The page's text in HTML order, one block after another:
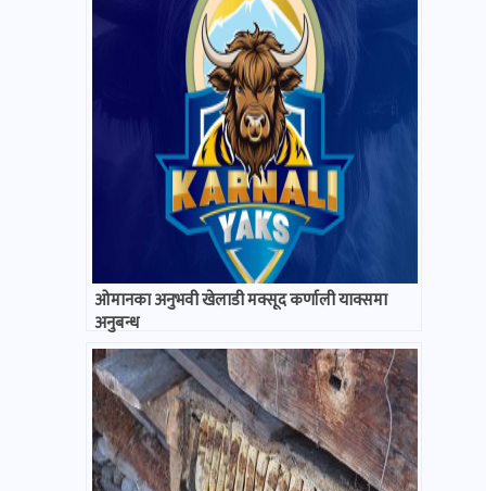
ओमानका अनुभवी खेलाडी मक्सूद कर्णाली याक्समा
अनुबन्ध